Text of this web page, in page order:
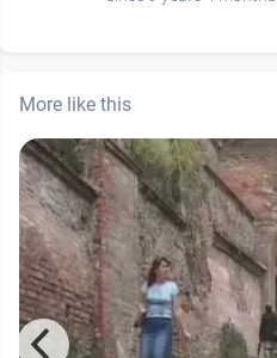
More like this